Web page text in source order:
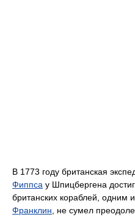
В 1773 году британская
Фиппса у Шпицбергена
британских кораблей, одним
Франклин , не сумел